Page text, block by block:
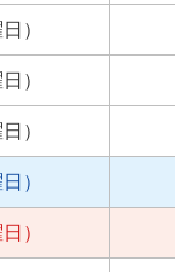
）
）
）
）
）